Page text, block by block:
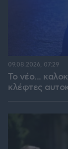
Το νέο...
κλέφτες
09.08.2026, 07:29